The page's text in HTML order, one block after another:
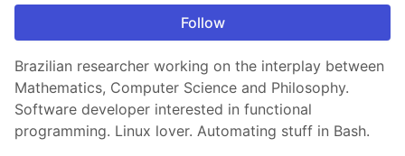
Follow
Brazilian researcher working on the interplay between
Mathematics, Computer Science and Philosophy.
Software developer interested in functional
programming. Linux lover. Automating stuff in Bash.